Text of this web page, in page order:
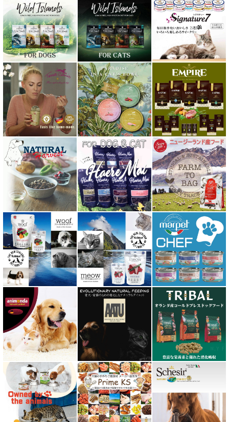
ネイチャーベット NaturVet
バーキングヘッズ BARKING HEADS
ハーロウブレンド Harlow Blend
バイオトロール・バイオフレッシュ Byotrol
バリアサプリ
Haere Mai ハレマエ
阪急ハロードッグ
プロバイオデンタルPet
ビィ・ナチュラル be-NatuRal
ヒマラヤ ドッグ チーズ チュウ
ファープラスト 歯みがきガム
フィッシュ4 ペットフード正規品
フィールドエイト
フォルツァ10 FORZA10
プライムケイズ さかい企画
ブリスミックス BLISMIX
プレスティージ PRESTIGE
プロデン ProDen
ベイリーコー Bailey+Co